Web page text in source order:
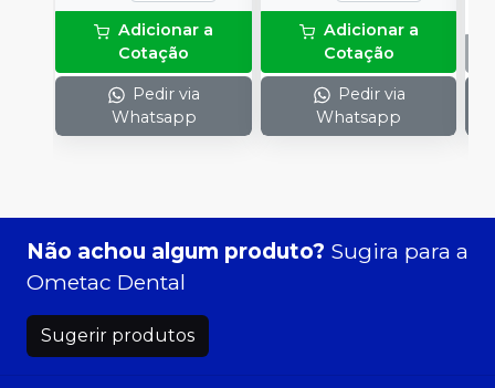
Adicionar a
Cotação
Pedir via
Whatsapp
Adicionar a
Cotação
Pedir via
Whatsapp
Não achou algum produto? Sugira para a
Ometac Dental
Sugerir produtos